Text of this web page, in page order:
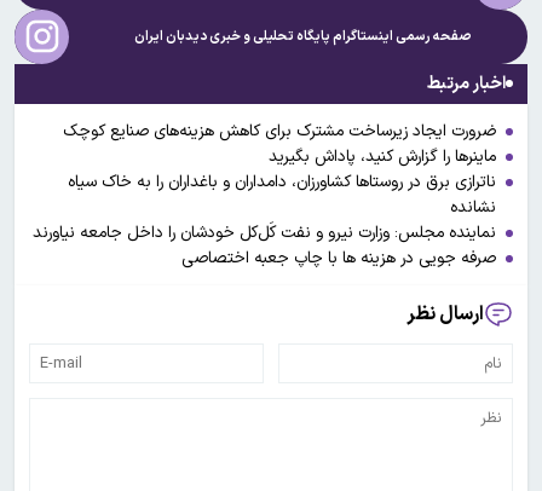
صفحه رسمی اینستاگرام پایگاه تحلیلی و خبریدیدبان ایران
اخبار مرتبط
ضرورت ایجاد زیرساخت مشترک برای کاهش هزینه‌های صنایع کوچک
ماینرها را گزارش کنید، پاداش بگیرید
ناترازی برق در روستاها کشاورزان، دامداران و باغداران را به خاک سیاه
نشانده
نماینده مجلس: وزارت نیرو و نفت کَل‌‌کل خودشان را داخل جامعه نیاورند
صرفه جویی در هزینه ها با چاپ جعبه اختصاصی
ارسال نظر